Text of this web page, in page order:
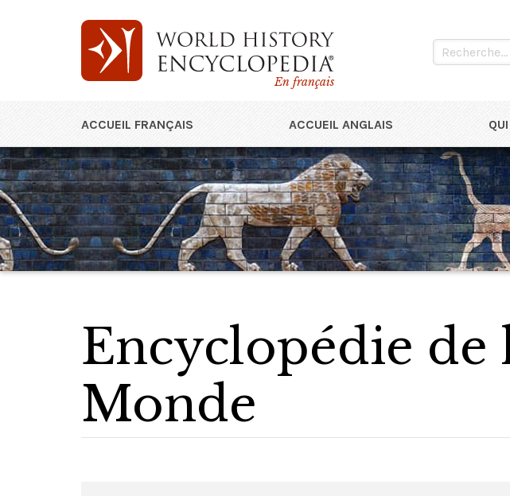
En français
ACCUEIL FRANÇAIS ACCUEIL ANGLAIS
Encyclopédie
Monde